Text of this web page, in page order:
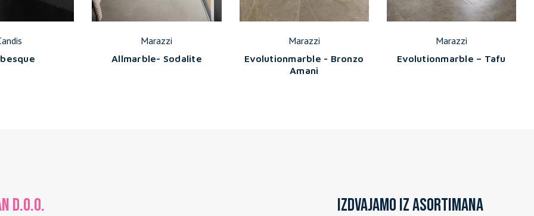
Marazzi
Allmarble- Sodalite
Marazzi
Evolutionmarble - Bronzo
Amani
Marazzi
Evolutionmarble – Tafu
d.o.o. Izdvajamo iz asortimana